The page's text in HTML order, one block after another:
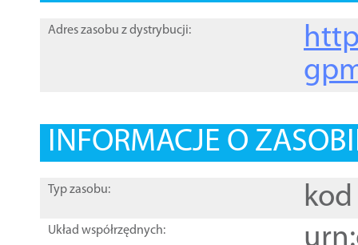
Adres zasobu z dystrybucji:
INFORMACJE O
Typ zasobu: kod
Układ współrzędnych: